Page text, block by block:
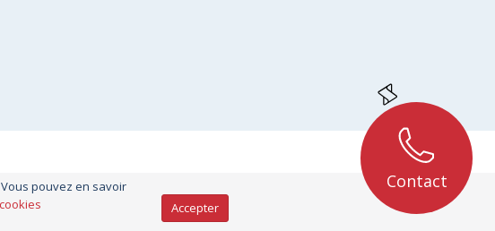
pouvez en savoir
Accepter
Contact